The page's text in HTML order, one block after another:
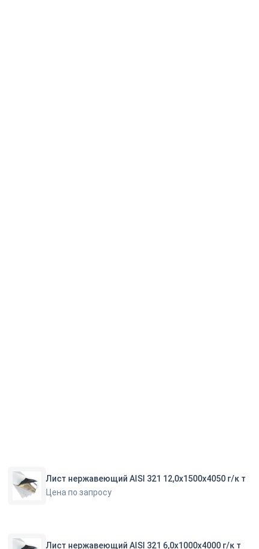
Лист нержавеющий AISI 321 12,0х1500х4050 г/к т
Цена по запросу
Лист нержавеющий AISI 321 6,0х1000х4000 г/к т